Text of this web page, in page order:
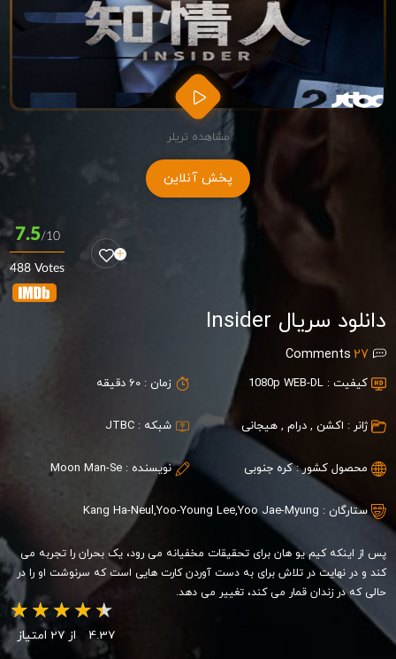
مشاهده تریلر
پخش آنلاین
7.5/10
488 Votes
دانلود سریال Insider
27
Comments
کیفیت : 1080p WEB-DL زمان : 60 دقیقه
ژانر : اکشن ,درام ,هیجانی شبکه : JTBC
محصول کشور : کره جنوبی نویسنده : Moon Man-Se
ستارگان : Kang Ha-Neul,Yoo-Young Lee,Yoo Jae-Myung
پس از اینکه کیم یو هان برای تحقیقات مخفیانه می رود، یک بحران را تجربه می
کند و در نهایت در تلاش برای به دست آوردن کارت هایی است که سرنوشت او را در
حالی که در زندان قمار می کند، تغییر می دهد.
4.37 از 27 امتیاز